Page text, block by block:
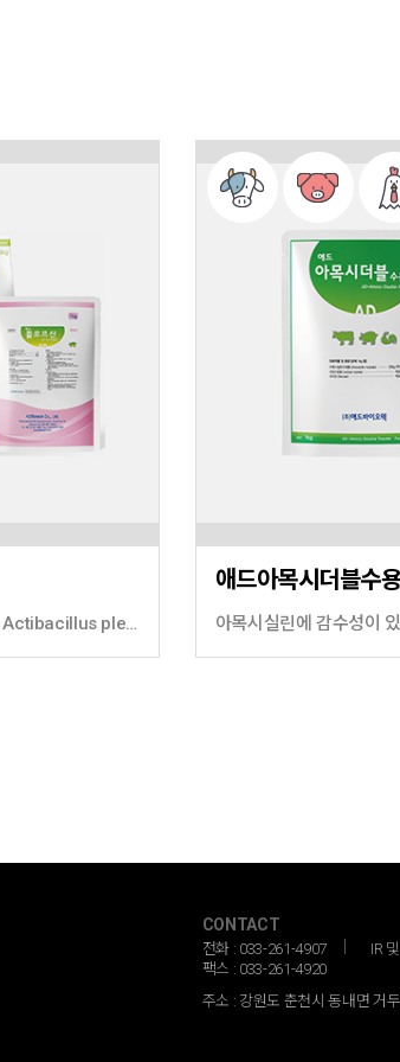
본 제품에 감수성 있는 Actibacillus pleuropneumoniae균의 아래 질병에 대한 예방 및 치료 돼지 : 흉막폐렴
애드아목시더블수
CONTACT
전화 : 033-261-4907
IR
팩스 : 033-261-4920
주소 : 강원도 춘천시 동내면 거